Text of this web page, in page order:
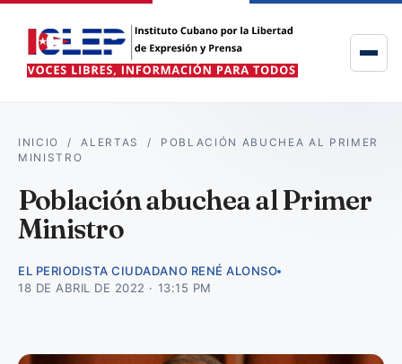
INICIO /ALERTAS / POBLACIÓN ABUCHEA AL PRIMER
MINISTRO
Población abuchea al Primer
Ministro
EL PERIODISTA CIUDADANO RENÉ ALONSO
18 DE ABRIL DE 2022 · 13:15 PM